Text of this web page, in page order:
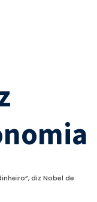
diz Nobel de